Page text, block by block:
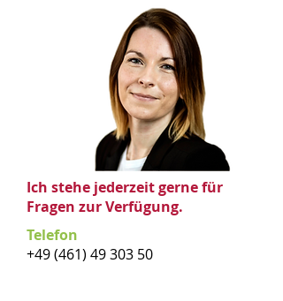
Ich stehe jederzeit gerne für
Fragen zur Verfügung.
Telefon
+49 (461) 49 303 50